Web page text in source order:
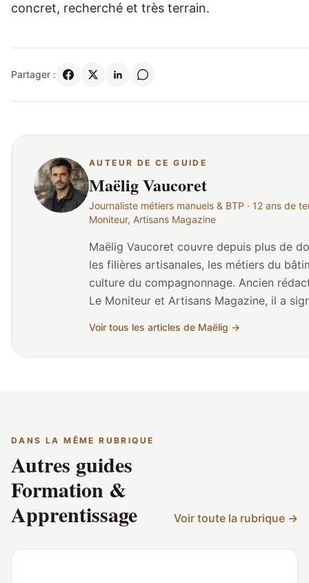
concret, recherché et très terrain.
Partager :
AUTEUR DE CE GUIDE
Maëlig Vaucoret
Journaliste métiers manuels & BTP · 12 ans de
Moniteur, Artisans Magazine
Maëlig Vaucoret couvre depuis plus de
les filières artisanales, les métiers du
culture du compagnonnage. Ancien
Le Moniteur et Artisans Magazine, il a
les formations CAP/BP et les parcours de
reconversion. Né en Bretagne, il a grandi au contact
Bâtiment, la CAPEB et plusieurs
Métiers et de l'Artisanat (CMA). Son travail éditorial
chez compagnonnage.fr consiste à
des gestes, des formations et des
contenus utiles, vérifiables et ancrés
Voir tous les articles de Maëlig →
DANS LA MÊME RUBRIQUE
Autres guides
Formation &
Apprentissage
Voir toute la rubrique →